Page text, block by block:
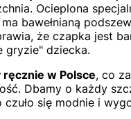
Ocieplona
bawełnianą
że czapka jest
gryzie" dziecka.
w Polsce, co
Dbamy o każdy
się modnie i